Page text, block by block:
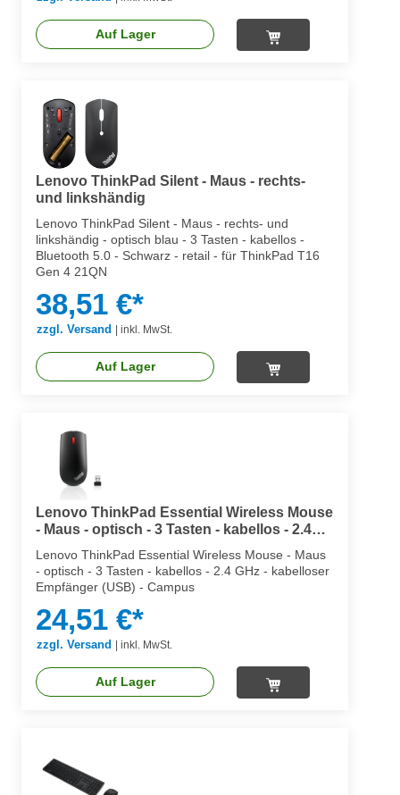
Auf Lager
Lenovo ThinkPad Silent - Maus - rechts-
und linkshändig
Lenovo ThinkPad Silent - Maus - rechts- und
linkshändig - optisch blau - 3 Tasten - kabellos -
Bluetooth 5.0 - Schwarz - retail - für ThinkPad T16
Gen 4 21QN
38,51 €*
zzgl. Versand | inkl. MwSt.
Auf Lager
Lenovo ThinkPad Essential Wireless Mouse
- Maus - optisch - 3 Tasten - kabellos - 2.4
Lenovo ThinkPad Essential Wireless Mouse - Maus
- optisch - 3 Tasten - kabellos - 2.4 GHz - kabelloser
Empfänger (USB) - Campus
24,51 €*
zzgl. Versand inkl. MwSt.
Auf Lager